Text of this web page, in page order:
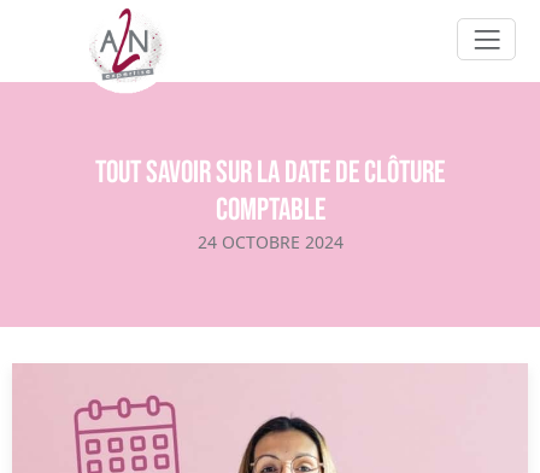
Tout savoir sur la date de clôture
comptable
24 OCTOBRE 2024